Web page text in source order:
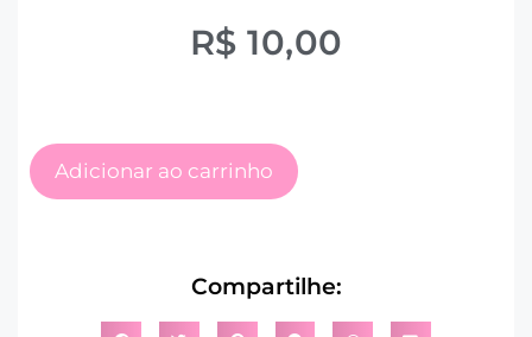
R$ 10,00
Adicionar ao carrinho
Compartilhe: